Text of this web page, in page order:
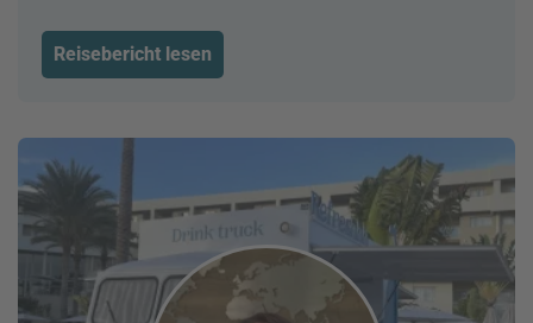
Reisebericht lesen